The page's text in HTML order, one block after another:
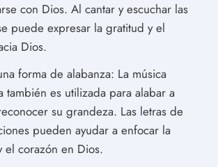
con Dios. Al cantar y escuchar las
puede expresar la gratitud y el
Dios.
forma de alabanza: La música
también es utilizada para alabar a
su grandeza. Las letras de
pueden ayudar a enfocar la
el corazón en Dios.